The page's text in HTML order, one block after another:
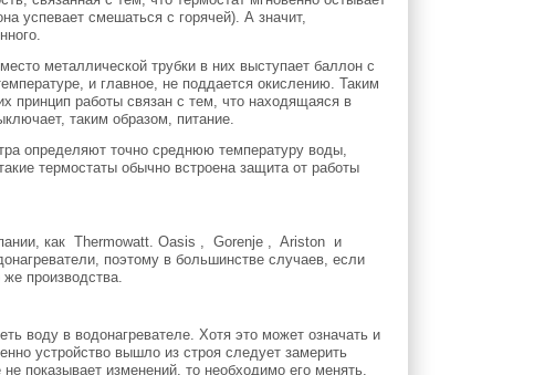
успевает смешаться с горячей). А значит,
металлической трубки в них выступает баллон с
и главное, не поддается окислению. Таким
принцип работы связан с тем, что находящаяся в
таким образом, питание.
определяют точно среднюю температуру воды,
термостаты обычно встроена защита от работы
как Thermowatt. Oasis , Gorenje , Ariston и
поэтому в большинстве случаев, если
производства.
воду в водонагревателе. Хотя это может означать и
устройство вышло из строя следует замерить
показывает изменений, то необходимо его менять.